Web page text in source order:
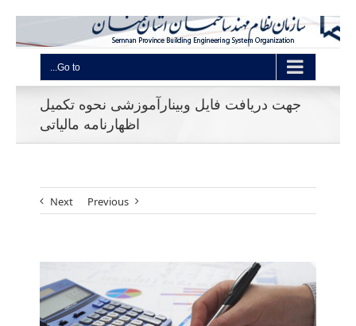
Go to...
جهت دریافت فایل وبینارآموزشی نحوه تکمیل
اظهارنامه مالیاتی
Previous
Next
Larger
Image